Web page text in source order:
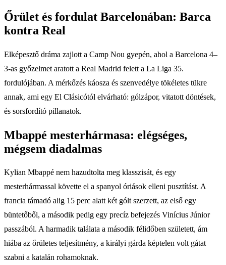
Őrület és fordulat Barcelonában: Barca
kontra Real
Elképesztő dráma zajlott a Camp Nou gyepén, ahol a Barcelona 4–
3-as győzelmet aratott a Real Madrid felett a La Liga 35.
fordulójában. A mérkőzés káosza és szenvedélye tökéletes tükre
annak, ami egy El Clásicótól elvárható: gólzápor, vitatott döntések,
és sorsfordító pillanatok.
Mbappé mesterhármasa: elégséges,
mégsem diadalmas
Kylian Mbappé nem hazudtolta meg klasszisát, és egy
mesterhármassal követte el a spanyol óriások elleni pusztítást. A
francia támadó alig 15 perc alatt két gólt szerzett, az első egy
büntetőből, a második pedig egy precíz befejezés Vinícius Júnior
passzából. A harmadik találata a második félidőben született, ám
hiába az őrületes teljesítmény, a királyi gárda képtelen volt gátat
szabni a katalán rohamoknak.